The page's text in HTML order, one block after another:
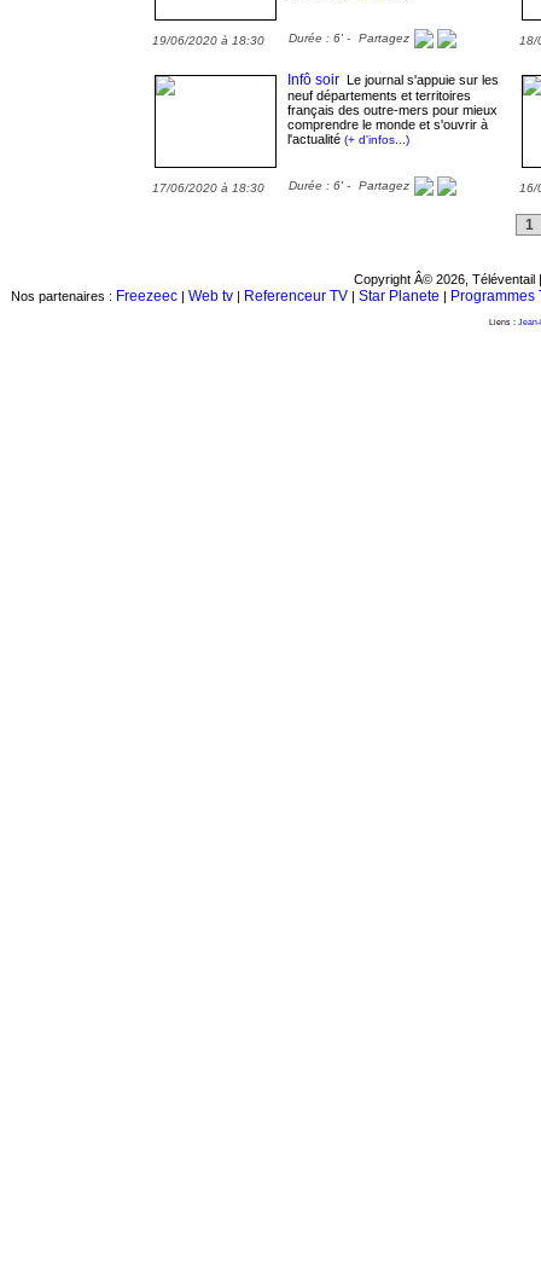
19/06/2020 à 18:30 Durée : 6' - Partagez 18/
Infô soir Le journal s'appuie sur les
neuf départements et territoires
français des outre-mers pour mieux
comprendre le monde et s'ouvrir à
l'actualité (+ d'infos...)
17/06/2020 à 18:30 Durée : 6' - Partagez 16/
1
Copyright Â© 2026, Téléventail
Nos partenaires : Freezeec| Web tv| Referenceur TV| Star Planete | Programmes
Liens :